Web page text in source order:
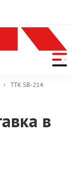
› TTK SB-214
в